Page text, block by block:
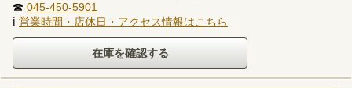
☎ 045-450-5901
ℹ 営業時間・店休日・アクセス情報はこちら